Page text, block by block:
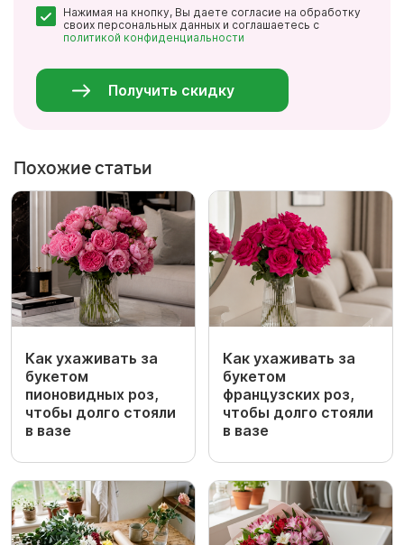
*
Нажимая на кнопку, Вы даете согласие на обработку
своих персональных данных и соглашаетесь с
политикой конфиденциальности
Получить скидку
Похожие статьи
Как ухаживать за
букетом
пионовидных роз,
чтобы долго стояли
в вазе
Как ухаживать за
букетом
французских роз,
чтобы долго стояли
в вазе